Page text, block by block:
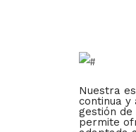
Nuestra
continua y
gestión de
permite